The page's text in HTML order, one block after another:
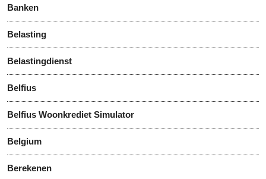
Banken
Belasting
Belastingdienst
Belfius
Belfius Woonkrediet Simulator
Belgium
Berekenen